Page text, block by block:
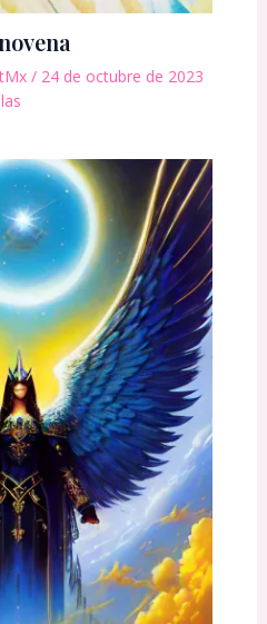
/ 24 de octubre de 2023